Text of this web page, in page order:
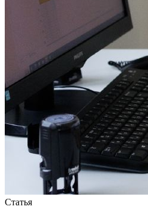
Статья